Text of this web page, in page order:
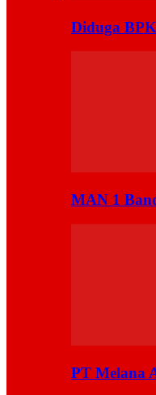
Diduga
MAN 1
PT Melana